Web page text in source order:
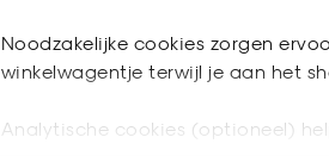
Noodzakelijke cookies zorgen
winkelwagentje terwijl je aan het
Analytische cookies (optioneel)
11.
-
Binnen 2-3 werkdagen